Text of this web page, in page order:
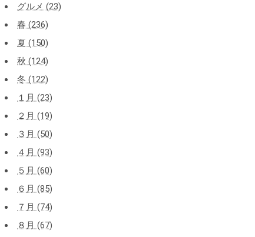
グルメ (23)
春 (236)
夏 (150)
秋 (124)
冬 (122)
１月 (23)
２月 (19)
３月 (50)
４月 (93)
５月 (60)
６月 (85)
７月 (74)
８月 (67)